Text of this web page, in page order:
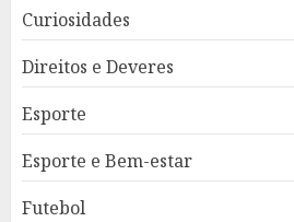
Curiosidades
Direitos e Deveres
Esporte
Esporte e Bem-estar
Futebol